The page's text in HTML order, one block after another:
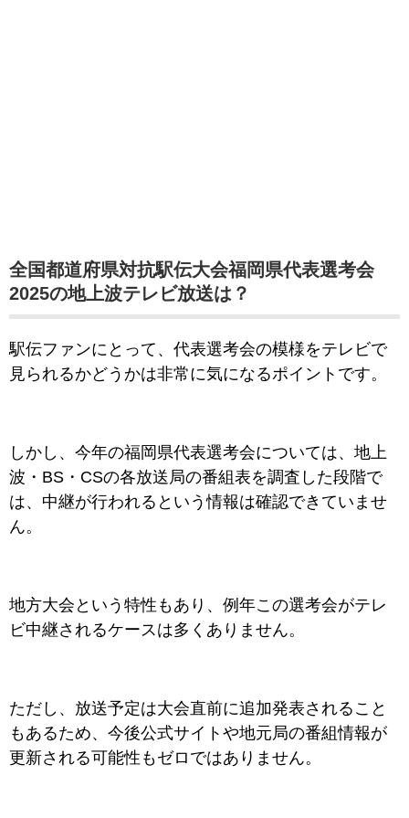
全国都道府県対抗駅伝大会福岡県代表選考会
2025の地上波テレビ放送は？
駅伝ファンにとって、代表選考会の模様をテレビで
見られるかどうかは非常に気になるポイントです。
しかし、今年の福岡県代表選考会については、地上
波・BS・CSの各放送局の番組表を調査した段階で
は、中継が行われるという情報は確認できていませ
ん。
地方大会という特性もあり、例年この選考会がテレ
ビ中継されるケースは多くありません。
ただし、放送予定は大会直前に追加発表されること
もあるため、今後公式サイトや地元局の番組情報が
更新される可能性もゼロではありません。